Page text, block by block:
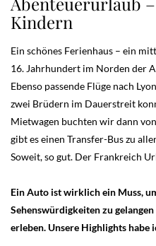
Kindern
Ein schönes Ferienhaus – ein
16. Jahrhundert im Norden der
Ebenso passende Flüge nach
zwei Brüdern im Dauerstreit
Mietwagen buchten wir dann
gibt es einen Transfer-Bus zu
Soweit, so gut. Der Frankreich
Ein Auto ist wirklich ein Muss,
Sehenswürdigkeiten zu
erleben. Unsere Highlights habe